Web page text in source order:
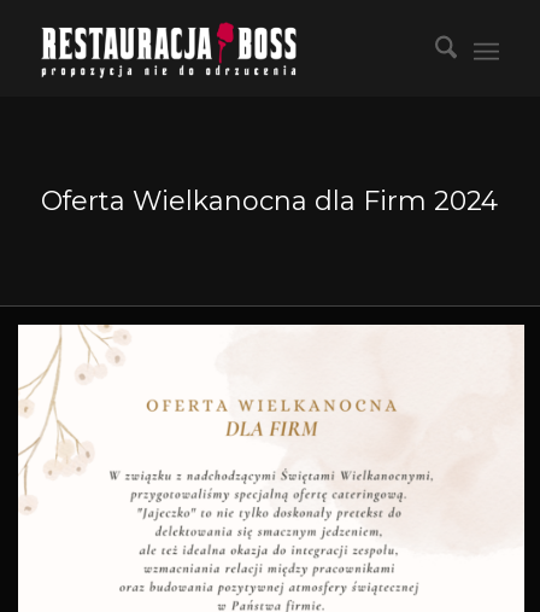
Oferta Wielkanocna dla Firm 2024